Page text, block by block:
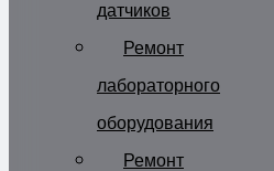
датчиков
Ремонт
лабораторного
оборудования
Ремонт